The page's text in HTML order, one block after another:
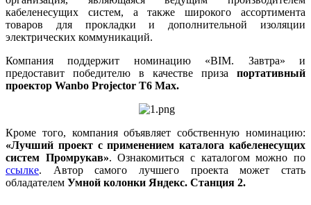
кабеленесущих систем, а также широкого ассортимента
товаров для прокладки и дополнительной изоляции
электрических коммуникаций.
Компания поддержит номинацию «BIM. Завтра» и
предоставит победителю в качестве приза портативный
проектор Wanbo Projector T6 Max.
Кроме того, компания объявляет собственную номинацию:
«Лучший проект с применением каталога кабеленесущих
систем Промрукав». Ознакомиться с каталогом можно по
ссылке. Автор самого лучшего проекта может стать
обладателем Умной колонки Яндекс. Станция 2.